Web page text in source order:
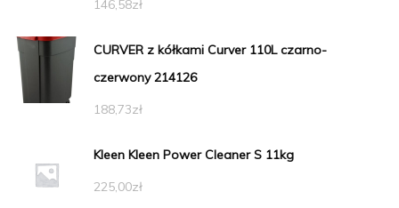
146,58zł
CURVER z kółkami Curver 110L czarno-
czerwony 214126
188,73zł
Kleen Kleen Power Cleaner S 11kg
225,00zł